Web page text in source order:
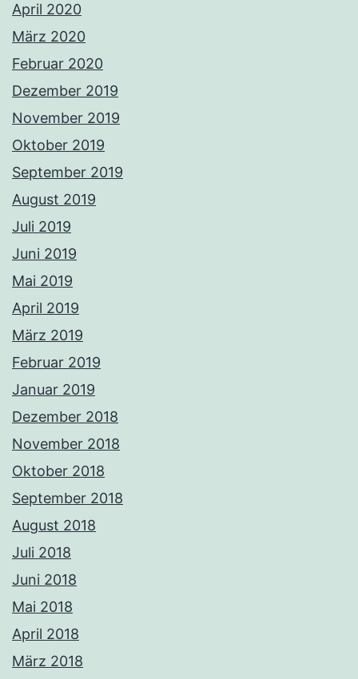
April 2020
März 2020
Februar 2020
Dezember 2019
November 2019
Oktober 2019
September 2019
August 2019
Juli 2019
Juni 2019
Mai 2019
April 2019
März 2019
Februar 2019
Januar 2019
Dezember 2018
November 2018
Oktober 2018
September 2018
August 2018
Juli 2018
Juni 2018
Mai 2018
April 2018
März 2018